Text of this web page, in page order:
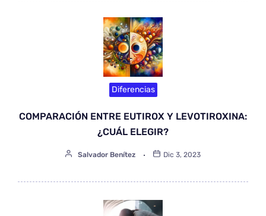
Diferencias
COMPARACIÓN ENTRE EUTIROX Y LEVOTIROXINA:
¿CUÁL ELEGIR?
Salvador Benítez Dic 3, 2023